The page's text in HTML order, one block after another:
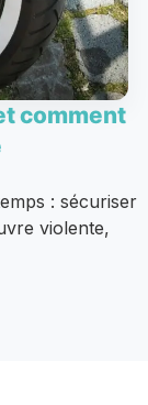
comment
: sécuriser
violente,